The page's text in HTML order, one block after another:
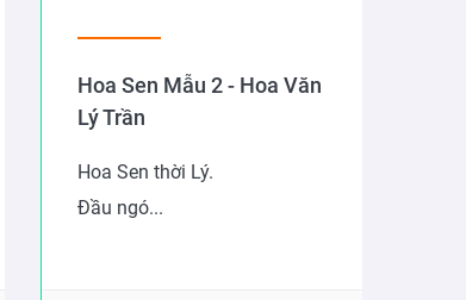
Hoa Sen Mẫu 2 - Hoa Văn
Lý Trần
Hoa Sen thời Lý.
Đầu ngó...